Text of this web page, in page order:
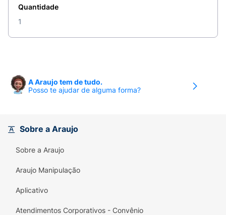
Quantidade
1
A Araujo tem de tudo.
Posso te ajudar de alguma forma?
Sobre a Araujo
Sobre a Araujo
Araujo Manipulação
Aplicativo
Atendimentos Corporativos - Convênio